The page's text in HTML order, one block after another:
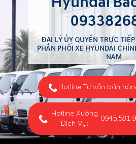
và lái thử
ĐẠI LÝ ỦY QUYỀN TRỰC
PHÂN PHỐI XE HYUNDAI
NAM
Hotline Tư vấn bán
Hotline Xưởng
Dịch Vụ: